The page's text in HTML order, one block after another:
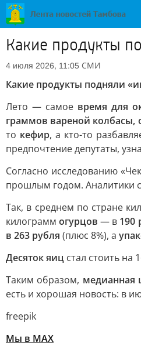
Какие продукты
4 июля 2026, 11:05 СМИ
Какие продукты подняли
Лето — самоевремя для
граммов вареной колбасы,
то кефир, а кто-то
предпочтение депутаты,
Согласно исследованию
прошлым годом. Аналитики
Так, в среднем по стране
килограммогурцов — в 190
в 263 рубля (плюс 8%), а
Десяток яиц стал стоить на
Таким образом, медианная
есть и хорошая новость: в
freepik
Мы в MAX